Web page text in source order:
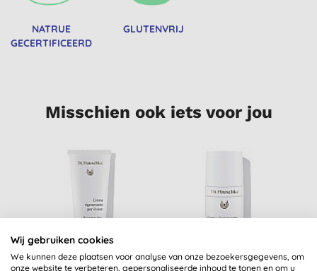
NATRUE
GECERTIFICEERD
GLUTENVRIJ
Misschien ook iets voor jou
Wij gebruiken cookies
We kunnen deze plaatsen voor analyse van onze bezoekersgegevens, om
onze website te verbeteren, gepersonaliseerde inhoud te tonen en om u